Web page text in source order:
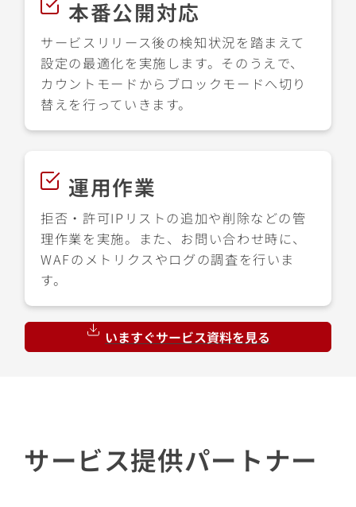
本番公開対応
サービスリリース後の検知状況を踏まえて
設定の最適化を実施します。そのうえで、
カウントモードからブロックモードへ切り
替えを行っていきます。
運用作業
拒否・許可IPリストの追加や削除などの管
理作業を実施。また、お問い合わせ時に、
WAFのメトリクスやログの調査を行いま
す。
いますぐサービス資料を見る
サービス提供パートナー